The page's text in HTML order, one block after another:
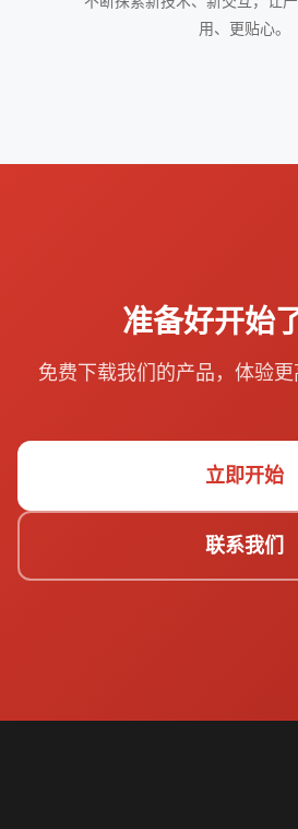
用、更贴心。
准备好开始
免费下载我们的产品，体验更
立即开始
联系我们